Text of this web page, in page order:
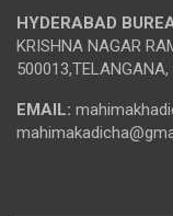
HYDERABAD
KRISHNA NAGAR
500013,TELANGANA,
EMAIL: